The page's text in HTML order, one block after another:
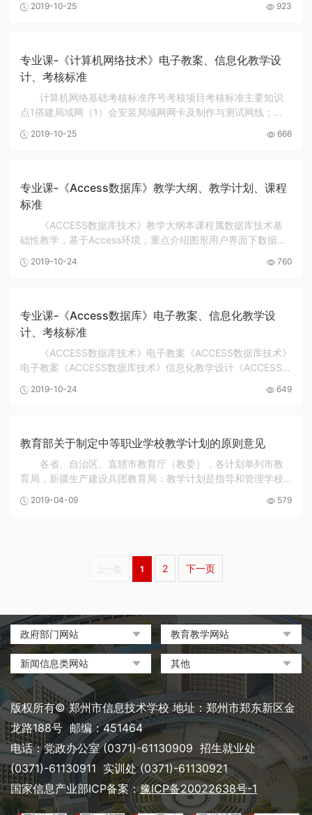
2．理解主要和常用网络技术的基本概念、基本...
2019-10-25 923
专业课-《计算机网络技术》电子教案、信息化教学设
计、考核标准
计算机网络基础考核标准序号考核项目考核标准主要知识
点1搭建局域网（1）会安装局域网网卡及制作与测试网线；
络地址规划；（4）会组建对等网，并熟练使用常...
2019-10-25 666
专业课-《Access数据库》教学大纲、教学计划、课程
标准
《ACCESS数据库技术》教学大纲本课程属数据库技术基
础性教学，基于Access环境，重点介绍图形用户界面下数据库
要的关系数据库理论知识，以培养学生分析和设计...
2019-10-24 760
专业课-《Access数据库》电子教案、信息化教学设
计、考核标准
《ACCESS数据库技术》电子教案《ACCESS数据库技术》
电子教案《ACCESS数据库技术》信息化教学设计《ACCESS数
考核标准主要知识点1初识ACCESS数据库掌握Access ...
2019-10-24 649
教育部关于制定中等职业学校教学计划的原则意见
各省、自治区、直辖市教育厅（教委），各计划单列市教
育局，新疆生产建设兵团教育局：教学计划是指导和管理学校
业教育的决定》精神，深化职业教育教学改革，...
2019-04-09 579
上一页 1 2 下一页
政府部门网站
中国政府网
河南省人民政府
郑州市人民政府
教育教学网站
教育部政府门户网站
中国职业教育与成人教育网
河南省教育厅
河南省职业教育与成人教育
网
郑州市教育局政务网
郑州教育信息网
新闻信息类网站
环球网
凤凰网
搜狐
网易
新浪
其他
中央电化教育馆
中国教育和科研计算机网
电脑报
大象网|河南网络广播电视台
版权所有© 郑州市信息技术学校 地址：郑州市郑东新区金
龙路188号 邮编：451464
电话：党政办公室 (0371)-61130909 招生就业处
(0371)-61130911 实训处 (0371)-61130921
国家信息产业部ICP备案：豫ICP备20022638号-1